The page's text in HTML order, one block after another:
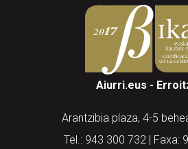
Aiurri.eus -
Arantzibia plaza, 4-5
Tel.: 943 300 732 | Faxa: